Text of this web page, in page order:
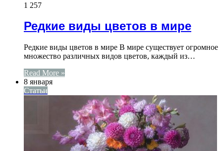
1 257
Редкие виды цветов в мире
Редкие виды цветов в мире В мире существует огромное
множество различных видов цветов, каждый из…
Read More »
8 января
Статьи